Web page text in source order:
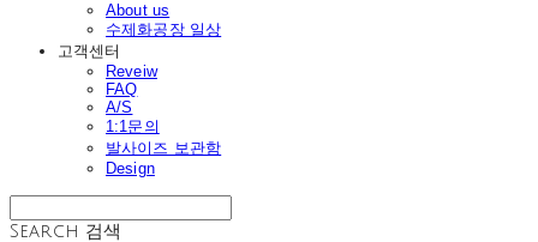
About us
수제화공장 일상
고객센터
Reveiw
FAQ
A/S
1:1문의
발사이즈 보관함
Design
Search 검색